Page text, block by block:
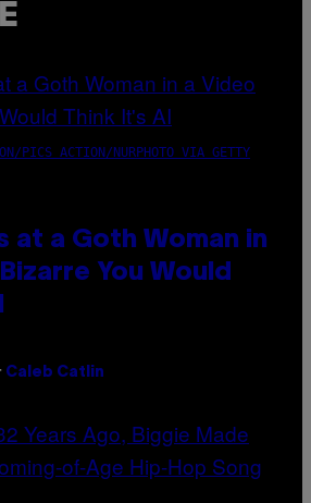
PICS ACTION/NURPHOTO VIA GETTY
at a Goth Woman in
You Would
Caleb Catlin